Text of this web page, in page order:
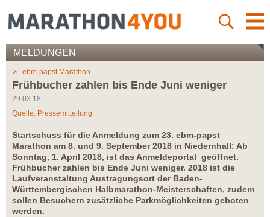
MELDUNGEN
ebm-papst Marathon
Frühbucher zahlen bis Ende Juni weniger
29.03.18
Quelle: Pressemitteilung
Startschuss für die Anmeldung zum 23. ebm-papst
Marathon am 8. und 9. September 2018 in Niedernhall: Ab
Sonntag, 1. April 2018, ist das Anmeldeportal geöffnet.
Frühbucher zahlen bis Ende Juni weniger. 2018 ist die
Laufveranstaltung Austragungsort der Baden-
Württembergischen Halbmarathon-Meisterschaften, zudem
sollen Besuchern zusätzliche Parkmöglichkeiten geboten
werden.